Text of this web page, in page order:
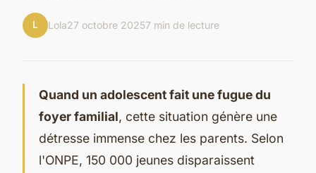
L Lola27 octobre 20257 min de lecture
Quand un adolescent fait une fugue du
foyer familial, cette situation génère une
détresse immense chez les parents. Selon
l'ONPE, 150 000 jeunes disparaissent